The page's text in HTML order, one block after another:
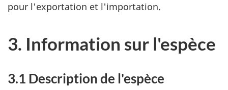
pour l'exportation et l'importation.
3. Information sur l'espèce
3.1 Description de l'espèce